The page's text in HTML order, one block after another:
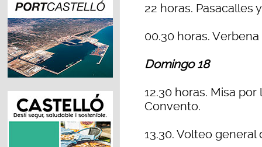
22 horas. Pasacalles
00.30 horas.
Domingo 18
12.30 horas. Misa
Convento.
13.30. Volteo general